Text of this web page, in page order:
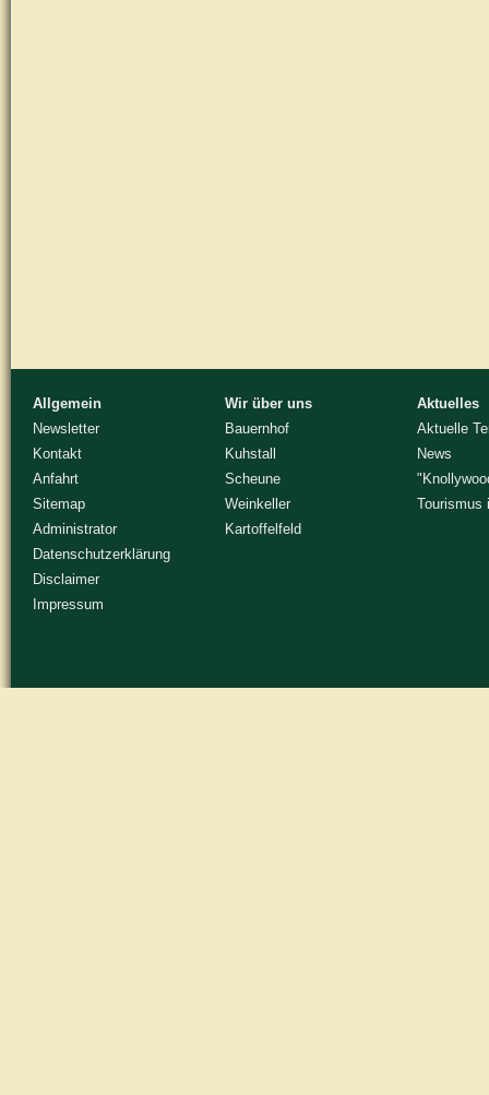
Allgemein
Newsletter
Kontakt
Anfahrt
Sitemap
Administrator
Datenschutzerklärung
Disclaimer
Impressum
Wir über uns
Bauernhof
Kuhstall
Scheune
Weinkeller
Kartoffelfeld
Aktuelles
Aktuelle
News
Tourismus